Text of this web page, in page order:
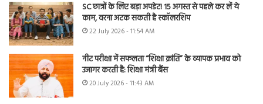
SC छात्रों के लिए बड़ा अपडेट! 15 अगस्त से पहले कर लें ये
काम, वरना अटक सकती है स्कॉलरशिप
22 July 2026 - 11:54 AM
नीट परीक्षा में सफलता “शिक्षा क्रांति” के व्यापक प्रभाव को
उजागर करती है: शिक्षा मंत्री बैंस
20 July 2026 - 11:43 AM